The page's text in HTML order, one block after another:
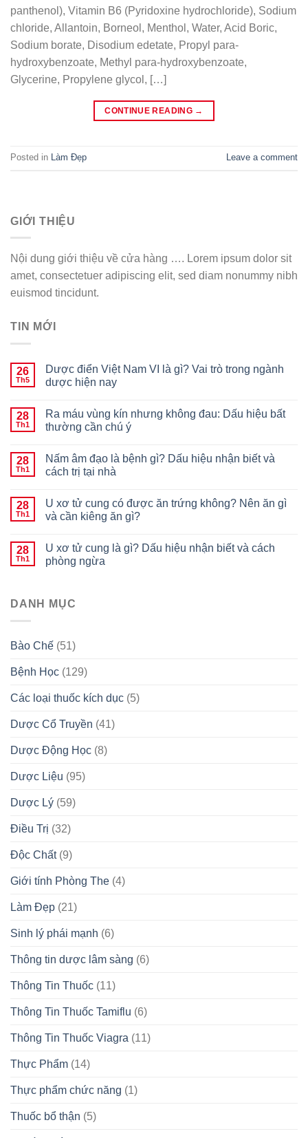
panthenol), Vitamin B6 (Pyridoxine hydrochloride), Sodium
chloride, Allantoin, Borneol, Menthol, Water, Acid Boric,
Sodium borate, Disodium edetate, Propyl para-
hydroxybenzoate, Methyl para-hydroxybenzoate,
Glycerine, Propylene glycol, […]
CONTINUE READING →
Posted in Làm Đẹp Leave a comment
GIỚI THIỆU
Nội dung giới thiệu về cửa hàng …. Lorem ipsum dolor sit
amet, consectetuer adipiscing elit, sed diam nonummy nibh
euismod tincidunt.
TIN MỚI
26
Th5
Dược điển Việt Nam VI là gì? Vai trò trong ngành
dược hiện nay
28
Th1
Ra máu vùng kín nhưng không đau: Dấu hiệu bất
thường cần chú ý
28
Th1
Nấm âm đạo là bệnh gì? Dấu hiệu nhận biết và
cách trị tại nhà
28
Th1
U xơ tử cung có được ăn trứng không? Nên ăn gì
và cần kiêng ăn gì?
28
Th1
U xơ tử cung là gì? Dấu hiệu nhận biết và cách
phòng ngừa
DANH MỤC
Bào Chế (51)
Bệnh Học (129)
Các loại thuốc kích dục (5)
Dược Cổ Truyền (41)
Dược Động Học (8)
Dược Liệu (95)
Dược Lý (59)
Điều Trị (32)
Độc Chất(9)
Giới tính Phòng The (4)
Làm Đẹp (21)
Sinh lý phái mạnh (6)
Thông tin dược lâm sàng (6)
Thông Tin Thuốc (11)
Thông Tin Thuốc Tamiflu (6)
Thông Tin Thuốc Viagra (11)
Thực Phẩm (14)
Thực phẩm chức năng (1)
Thuốc bổ thận (5)